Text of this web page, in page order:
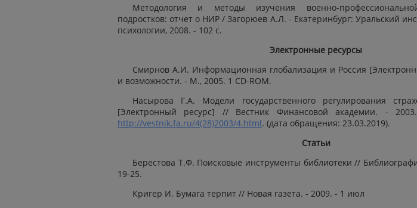
Методология и методы изучения военно-
подростков: отчет о НИР / Загорюев А.Л. - Екатеринбург: Уральский
психологии, 2008. - 102 с.
Электронные ресурсы
Смирнов А.И. Информационная глобализация и Россия
и возможности. - М., 2005. 1 CD-ROM.
Насырова Г.А. Модели государственного регулирования
[Электронный ресурс] // Вестник Финансовой академии. -
http://vestnik.fa.ru/4(28)2003/4.html. (дата обращения: 23.03.2019).
Статьи
Берестова Т.Ф. Поисковые инструменты библиотеки //
19-25.
Кригер И. Бумага терпит // Новая газета. - 2009. - 1 июл